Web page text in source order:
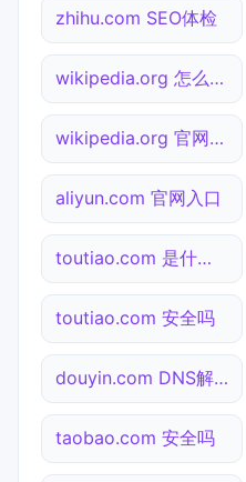
zhihu.com SEO体检
wikipedia.org 怎么进入
wikipedia.org 官网入口
aliyun.com 官网入口
toutiao.com 是什么网站
toutiao.com 安全吗
douyin.com DNS解析
taobao.com 安全吗